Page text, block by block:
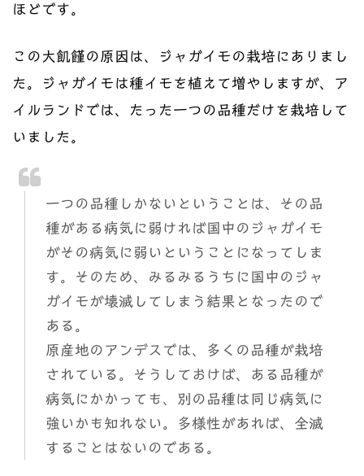
ほどです。
この大飢饉の原因は、ジャガイモの栽培にありまし
た。ジャガイモは種イモを植えて増やしますが、ア
イルランドでは、たった一つの品種だけを栽培して
いました。
一つの品種しかないということは、その品
種がある病気に弱ければ国中のジャガイモ
がその病気に弱いということになってしま
す。そのため、みるみるうちに国中のジャ
ガイモが壊滅してしまう結果となったので
ある。
原産地のアンデスでは、多くの品種が栽培
されている。そうしておけば、ある品種が
病気にかかっても、別の品種は同じ病気に
強いかも知れない。多様性があれば、全滅
することはないのである。